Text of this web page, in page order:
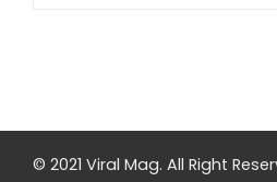
© 2021 Viral Mag. All Right